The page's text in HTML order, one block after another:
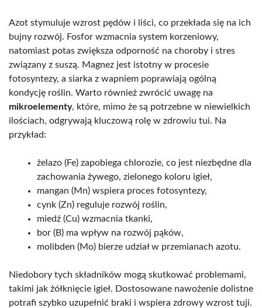
Azot stymuluje wzrost pędów i liści, co przekłada się na ich
bujny rozwój. Fosfor wzmacnia system korzeniowy,
natomiast potas zwiększa odporność na choroby i stres
związany z suszą. Magnez jest istotny w procesie
fotosyntezy, a siarka z wapniem poprawiają ogólną
kondycję roślin. Warto również zwrócić uwagę na
mikroelementy, które, mimo że są potrzebne w niewielkich
ilościach, odgrywają kluczową rolę w zdrowiu tui. Na
przykład:
żelazo (Fe) zapobiega chlorozie, co jest niezbędne dla
zachowania żywego, zielonego koloru igieł,
mangan (Mn) wspiera proces fotosyntezy,
cynk (Zn) reguluje rozwój roślin,
miedź (Cu) wzmacnia tkanki,
bor (B) ma wpływ na rozwój pąków,
molibden (Mo) bierze udział w przemianach azotu.
Niedobory tych składników mogą skutkować problemami,
takimi jak żółknięcie igieł. Dostosowane nawożenie dolistne
potrafi szybko uzupełnić braki i wspiera zdrowy wzrost tuji.